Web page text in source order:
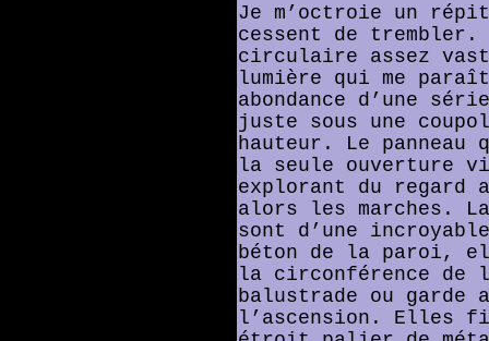
Je m’octroie un répit
cessent de trembler.
circulaire assez
lumière qui me
abondance d’une
juste sous une
hauteur. Le
la seule ouverture
explorant du regard
alors les marches.
sont d’une
béton de la paroi,
la circonférence de
balustrade ou garde
l’ascension. Elles